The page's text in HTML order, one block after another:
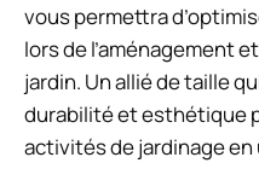
vous permettra
lors de l’aménagement
jardin. Un allié de taille
durabilité et esthétique
activités de jardinage en